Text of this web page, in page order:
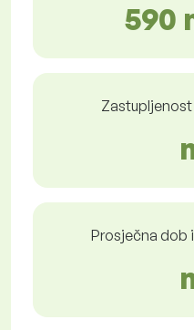
590
Prosječna dob